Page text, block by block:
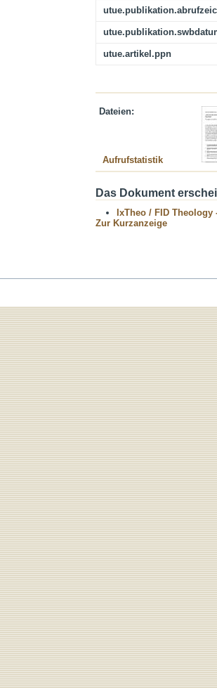
utue.artikel.ppn
Dateien:
Aufrufstatistik
Das Dokument
IxTheo / FID Theology
Zur Kurzanzeige